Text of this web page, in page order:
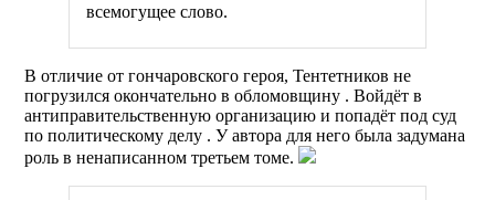
всемогущее слово.
В отличие от гончаровского героя, Тентетников не
погрузился окончательно в обломовщину . Войдёт в
антиправительственную организацию и попадёт под суд
по политическому делу . У автора для него была задумана
роль в ненаписанном третьем томе.